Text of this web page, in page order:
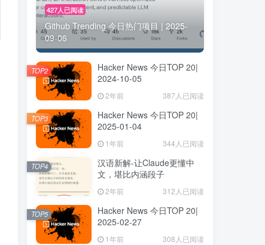
16. Open WebUI
17. TuneStory
18. Free TikTok Hashtag Generator
19. Prompt Zen
20. Tunnel-IP.com
16. Open WebUI
17. TuneStory
18. Free TikTok Hashtag Generator
19. Prompt Zen
20. Tunnel-IP.com
427人已阅读
Github Trending 今日热门项目 | 2025-
09-06
Hacker News 今日TOP 20|
2024-10-05
2年前 387人已阅读
TOP2
Hacker News 今日TOP 20|
2025-01-04
1年前 344人已阅读
TOP3
汉语新解-让Claude更懂中
文，堪比内涵段子
2年前 312人已阅读
TOP4
Hacker News 今日TOP 20|
2025-02-27
1年前 308人已阅读
TOP5